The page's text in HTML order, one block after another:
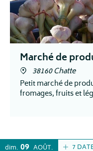
Marché de
38160 Chatte
Petit marché de
fromages, fruits et
7
dim. 09 AOÛT